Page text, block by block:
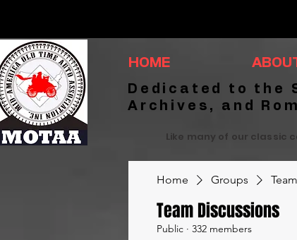
HOME
Dedicated to the
Archives, and
Like many of our classic
Home Groups
Team Discussions
Public · 332 members